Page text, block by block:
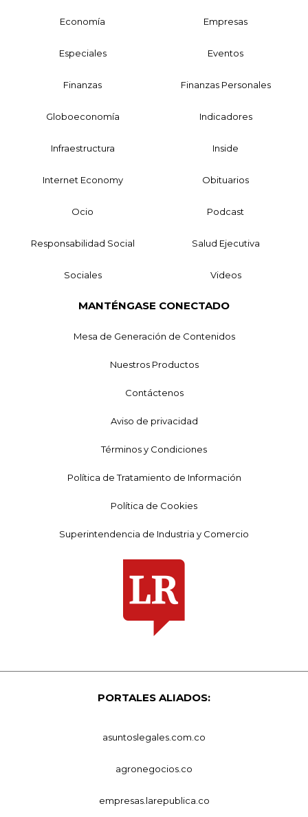
Economía Empresas
Especiales Eventos
Finanzas Finanzas Personales
Globoeconomía Indicadores
Infraestructura Inside
Internet Economy Obituarios
Ocio Podcast
Responsabilidad Social Salud Ejecutiva
Sociales Videos
MANTÉNGASE CONECTADO
Mesa de Generación de Contenidos
Nuestros Productos
Contáctenos
Aviso de privacidad
Términos y Condiciones
Política de Tratamiento de Información
Política de Cookies
Superintendencia de Industria y Comercio
PORTALES ALIADOS:
asuntoslegales.com.co
agronegocios.co
empresas.larepublica.co